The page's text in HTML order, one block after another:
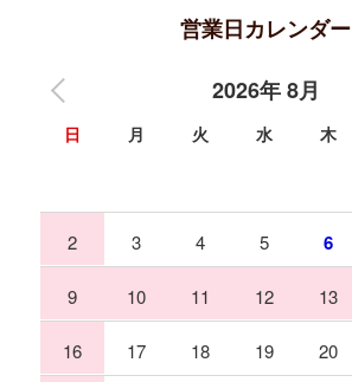
営業日カレンダー
2026年 8月
日 月 火 水 木
2 3 4 5 6
9 10 11 12 13
16 17 18 19 20